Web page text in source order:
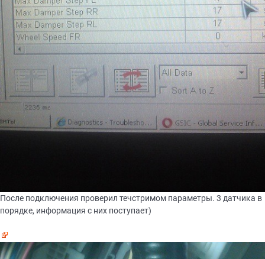
После подключения проверил течстримом параметры. 3 датчика в
порядке, информация с них поступает)